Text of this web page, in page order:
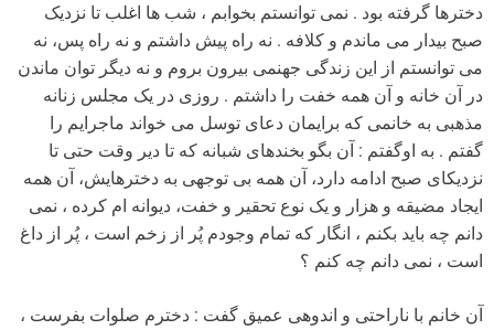
دخترها گرفته بود . نمی توانستم بخوابم ، شب ها اغلب تا نزدیک
صبح بیدار می ماندم و کلافه . نه راه پیش داشتم و نه راه پس، نه
می توانستم از این زندگی جهنمی بیرون بروم و نه دیگر توان ماندن
در آن خانه و آن همه خفت را داشتم . روزی در یک مجلس زنانه
مذهبی به خانمی که برایمان دعای توسل می خواند ماجرایم را
گفتم . به اوگفتم : آن بگو بخندهای شبانه که تا دیر وقت حتی تا
نزدیکای صبح ادامه دارد، آن همه بی توجهی به دخترهایش، آن همه
ایجاد مضیقه و هزار و یک نوع تحقیر و خفت، دیوانه ام کرده ، نمی
دانم چه باید بکنم ، انگار که تمام وجودم پُر از زخم است ، پُر از داغ
است ، نمی دانم چه کنم ؟
آن خانم با ناراحتی و اندوهی عمیق گفت : دخترم صلوات بفرست ،